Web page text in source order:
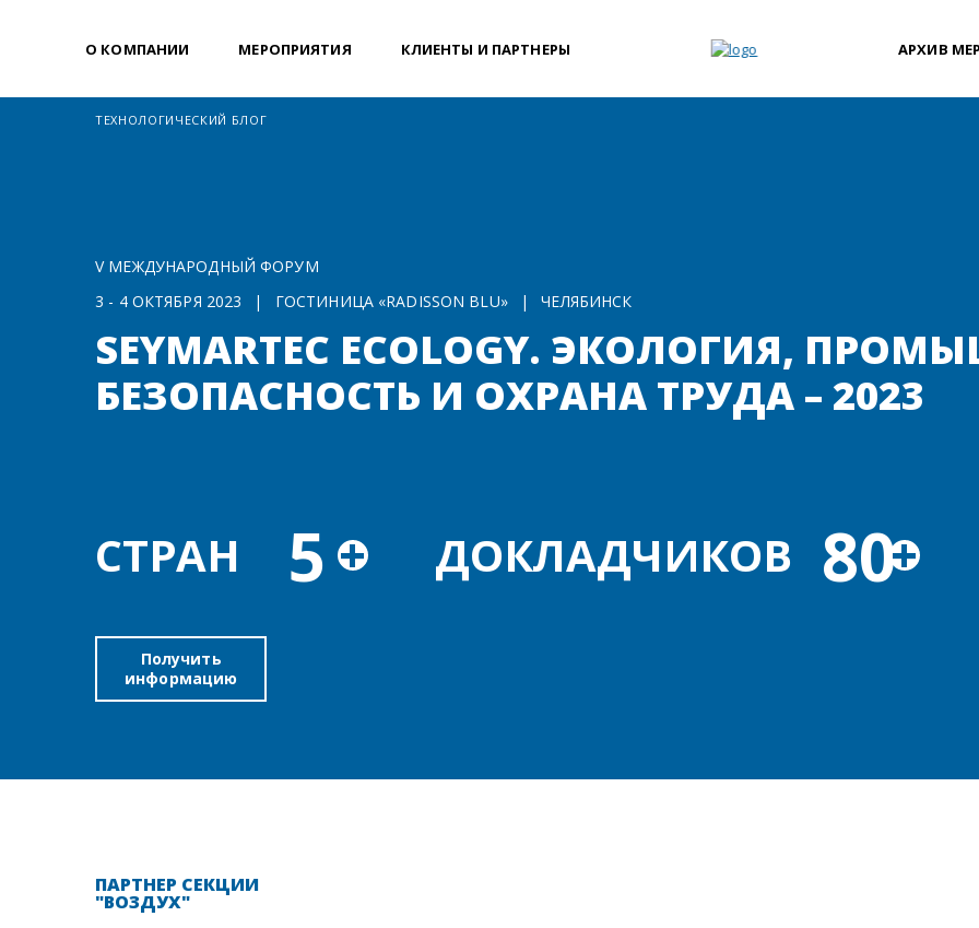
О КОМПАНИИ МЕРОПРИЯТИЯ КЛИЕНТЫ И ПАРТНЕРЫ АРХИВ
ТЕХНОЛОГИЧЕСКИЙ БЛОГ
V МЕЖДУНАРОДНЫЙ ФОРУМ
3 - 4 ОКТЯБРЯ 2023
| ГОСТИНИЦА «RADISSON BLU» | ЧЕЛЯБИНСК
SEYMARTEC ECOLOGY. ЭКОЛОГИЯ,
БЕЗОПАСНОСТЬ И ОХРАНА ТРУДА – 2023
СТРАН 5 + ДОКЛАДЧИКОВ 80+
Получить
информацию
ПАРТНЕР СЕКЦИИ
"ВОЗДУХ"